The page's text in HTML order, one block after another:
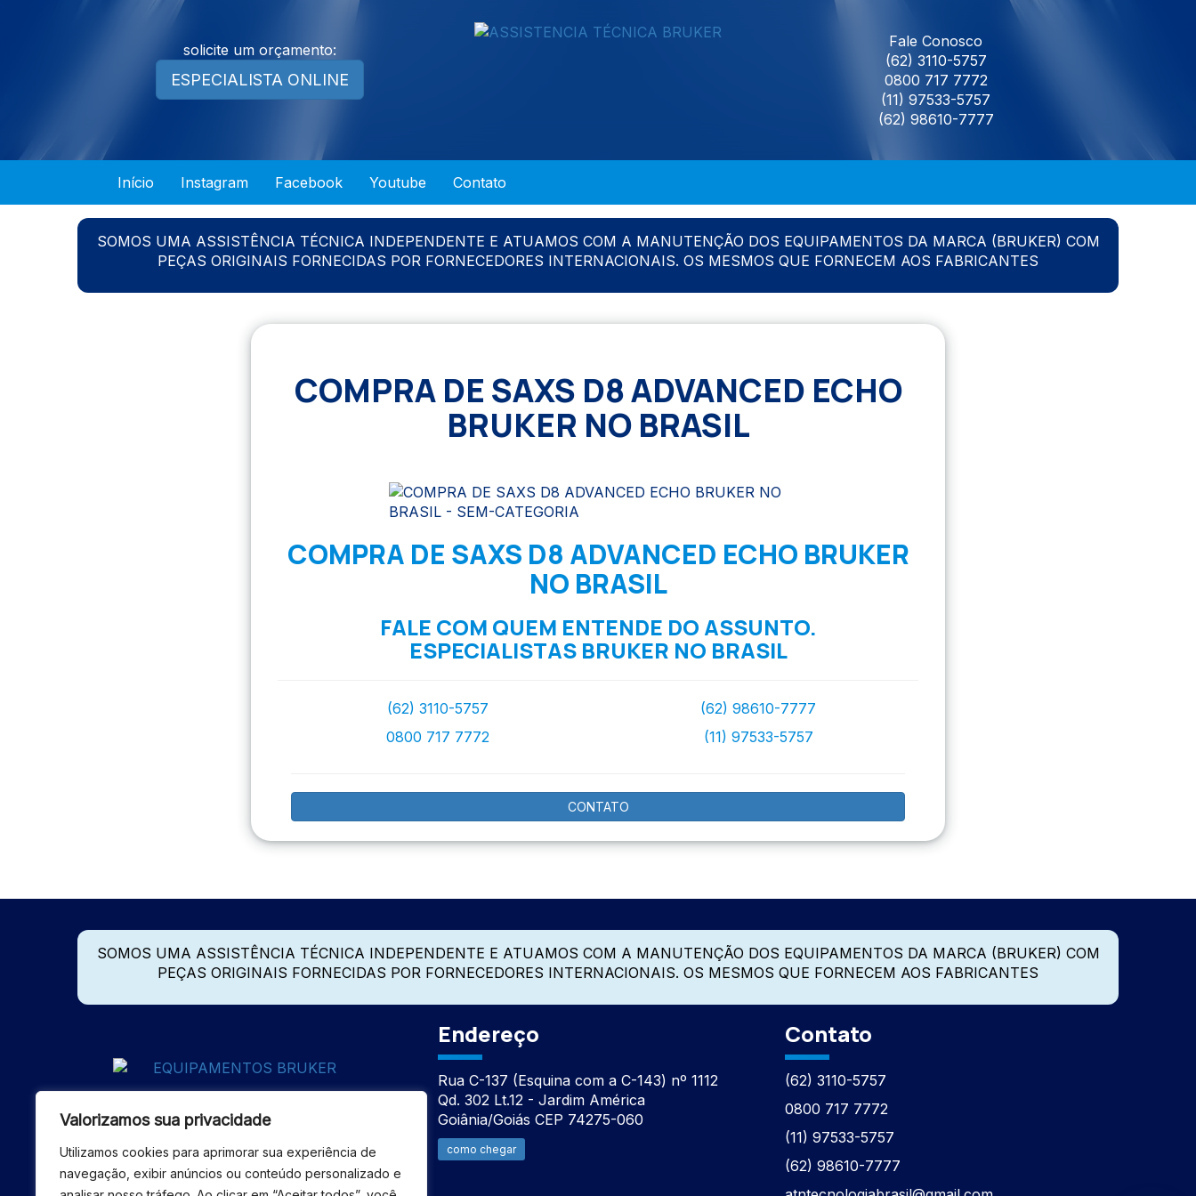
Valorizamos sua privacidade
Utilizamos cookies para aprimorar sua experiência de
navegação, exibir anúncios ou conteúdo personalizado e
solicite um orçamento:
ESPECIALISTA ONLINE
Fale Conosco
(62) 3110-5757
0800 717 7772
(11) 97533-5757
(62) 98610-7777
Início Instagram Facebook Youtube Contato
SOMOS UMA ASSISTÊNCIA TÉCNICA INDEPENDENTE E ATUAMOS COM A MANUTENÇÃO DOS EQUIPAMENTOS DA MARCA (BRUKER) COM
PEÇAS ORIGINAIS FORNECIDAS POR FORNECEDORES INTERNACIONAIS. OS MESMOS QUE FORNECEM AOS FABRICANTES
COMPRA DE SAXS D8 ADVANCED ECHO
BRUKER NO BRASIL
COMPRA DE SAXS D8 ADVANCED ECHO BRUKER
NO BRASIL
FALE COM QUEM ENTENDE DO ASSUNTO.
ESPECIALISTAS BRUKER NO BRASIL
(62) 3110-5757
0800 717 7772
(62) 98610-7777
(11) 97533-5757
CONTATO
SOMOS UMA ASSISTÊNCIA TÉCNICA INDEPENDENTE E ATUAMOS COM A MANUTENÇÃO DOS EQUIPAMENTOS DA MARCA (BRUKER) COM
PEÇAS ORIGINAIS FORNECIDAS POR FORNECEDORES INTERNACIONAIS. OS MESMOS QUE FORNECEM AOS FABRICANTES
Endereço
Rua C-137 (Esquina com a C-143) nº 1112
Qd. 302 Lt.12 - Jardim América
Goiânia/Goiás CEP 74275-060
como chegar
Contato
(62) 3110-5757
0800 717 7772
(11) 97533-5757
(62) 98610-7777